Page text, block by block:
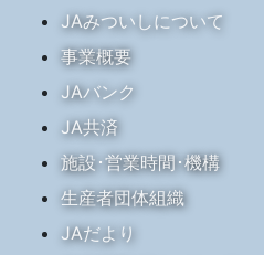
JAみついしについて
事業概要
JAバンク
JA共済
施設･営業時間･機構
生産者団体組織
JAだより